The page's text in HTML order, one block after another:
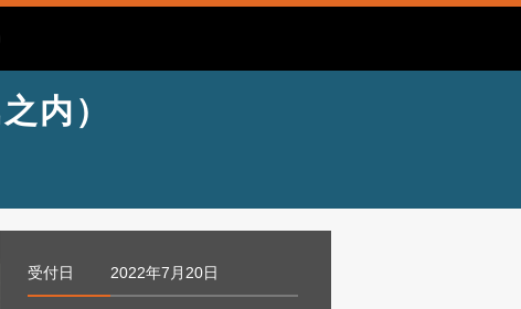
内）
受付日 2022年7月20日